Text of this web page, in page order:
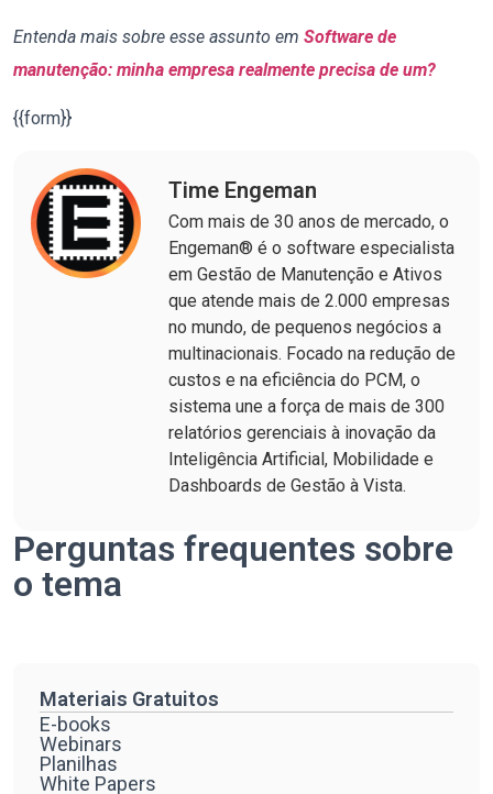
Entenda mais sobre esse assunto em Software de
manutenção: minha empresa realmente precisa de um?
{{form}}
Time Engeman
Com mais de 30 anos de mercado, o
Engeman® é o software especialista
em Gestão de Manutenção e Ativos
que atende mais de 2.000 empresas
no mundo, de pequenos negócios a
multinacionais. Focado na redução de
custos e na eficiência do PCM, o
sistema une a força de mais de 300
relatórios gerenciais à inovação da
Inteligência Artificial, Mobilidade e
Dashboards de Gestão à Vista.
Perguntas frequentes sobre
o tema
Materiais Gratuitos
E-books
Webinars
Planilhas
White Papers